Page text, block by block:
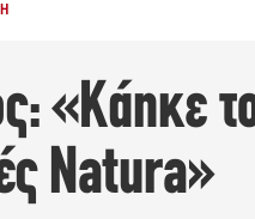
«Κάηκε
Natura»